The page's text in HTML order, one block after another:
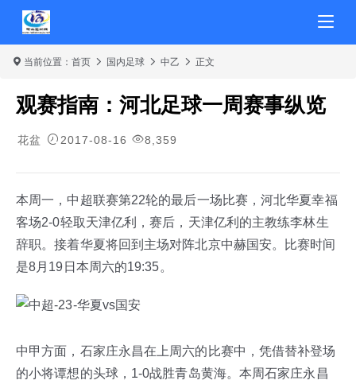
当前位置： 首页 国内足球 中乙 正文
观赛指南：河北足球一周赛事纵览
花盆 2017-08-16 8,359
本周一，中超联赛第22轮的最后一场比赛，河北华夏幸福
客场2-0轻取天津亿利，赛后，天津亿利的主教练李林生
辞职。接着华夏将回到主场对阵北京中赫国安。比赛时间
是8月19日本周六的19:35。
中甲方面，石家庄永昌在上周六的比赛中，凭借替补登场
的小将谭想的头球，1-0战胜青岛黄海。本周石家庄永昌